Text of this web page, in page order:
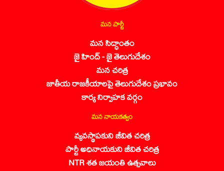
మన పార్టీ
మన సిద్ధాంతం
జై హింద్ - జై తెలుగుదేశం
మన చరిత్ర
జాతీయ రాజకీయాలపై తెలుగుదేశం ప్రభావం
కార్య నిర్వాహక వర్గం
మన నాయకత్వం
వ్యవస్థాపకుని జీవిత చరిత్ర
పార్టీ అధినాయకుని జీవిత చరిత్ర
NTR శత జయంతి ఉత్సవాలు